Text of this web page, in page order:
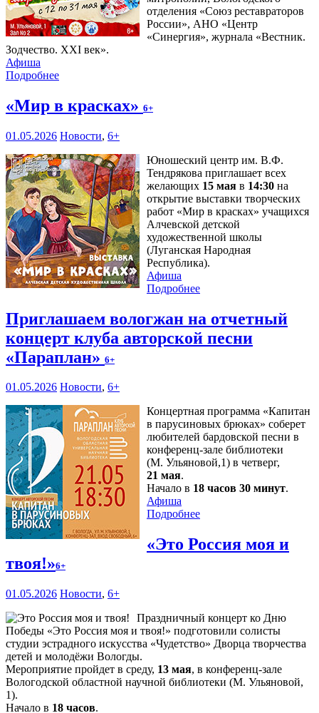
отделения «Союз реставраторов
России», АНО «Центр
«Синергия», журнала «Вестник.
Зодчество. XXI век».
Афиша
Подробнее
«Мир в красках» 6+
01.05.2026 Новости, 6+
Юношеский центр им. В.Ф.
Тендрякова приглашает всех
желающих 15 мая в 14:30 на
открытие выставки творческих
работ «Мир в красках» учащихся
Алчевской детской
художественной школы
(Луганская Народная
Республика).
Афиша
Подробнее
Приглашаем вологжан на отчетный
концерт клуба авторской песни
«Параплан» 6+
01.05.2026 Новости, 6+
Концертная программа «Капитан
в парусиновых брюках» соберет
любителей бардовской песни в
конференц-зале библиотеки
(М. Ульяновой,1) в четверг,
21 мая.
Начало в 18 часов 30 минут.
Афиша
Подробнее
«Это Россия моя и
твоя!»6+
01.05.2026 Новости, 6+
Праздничный концерт ко Дню
Победы «Это Россия моя и твоя!» подготовили солисты
студии эстрадного искусства «Чудетство» Дворца творчества
детей и молодёжи Вологды.
Мероприятие пройдет в среду, 13 мая, в конференц-зале
Вологодской областной научной библиотеки (М. Ульяновой,
1).
Начало в 18 часов.